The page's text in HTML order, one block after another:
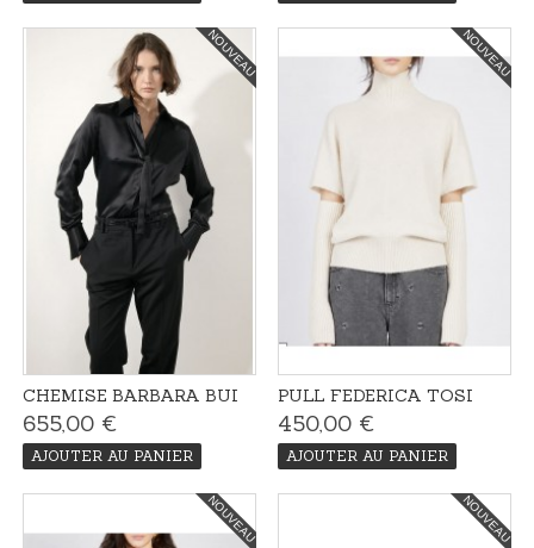
NOUVEAU
CHEMISE BARBARA BUI
655,00 €
AJOUTER AU PANIER
NOUVEAU
PULL FEDERICA TOSI
450,00 €
AJOUTER AU PANIER
NOUVEAU NOUVEAU